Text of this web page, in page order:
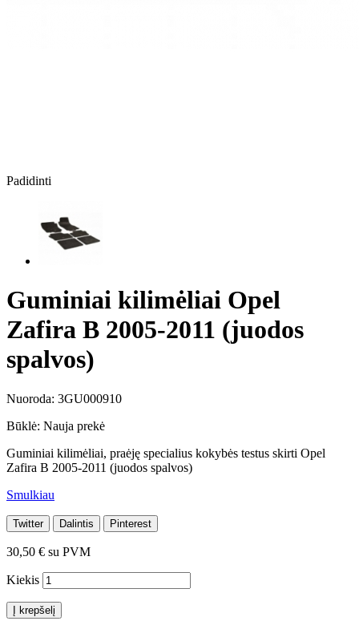
Padidinti
Guminiai kilimėliai Opel
Zafira B 2005-2011 (juodos
spalvos)
Nuoroda: 3GU000910
Būklė: Nauja prekė
Guminiai kilimėliai, praėję specialius kokybės testus skirti Opel
Zafira B 2005-2011 (juodos spalvos)
Smulkiau
Twitter Dalintis Pinterest
30,50 € su PVM
Kiekis
Į krepšelį